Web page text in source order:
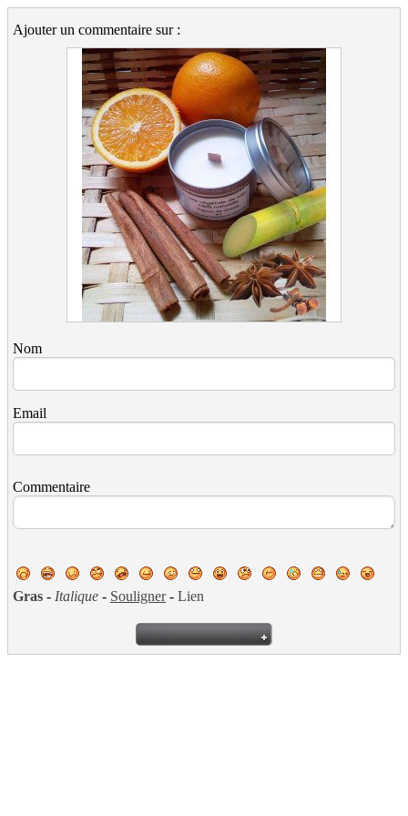
Ajouter un commentaire sur :
Nom
Email
Commentaire
Gras - Italique - Souligner- Lien